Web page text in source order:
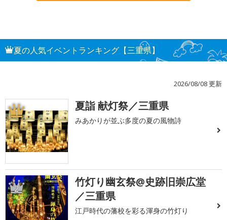
夏の人気イベントランキング【三重県】
2026/08/08 更新
1 夏詣 献灯祭／三重県
みあかりが並ぶ多度の夏の風物詩
2
竹灯り幽玄祭@史跡旧崇広堂
／三重県
江戸時代の藩校を彩る渾身の竹灯り